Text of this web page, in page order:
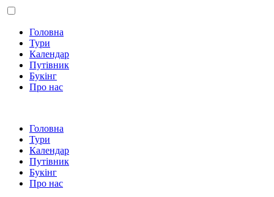
Головна
Тури
Календар
Путівник
Букінг
Про нас
Головна
Тури
Календар
Путівник
Букінг
Про нас